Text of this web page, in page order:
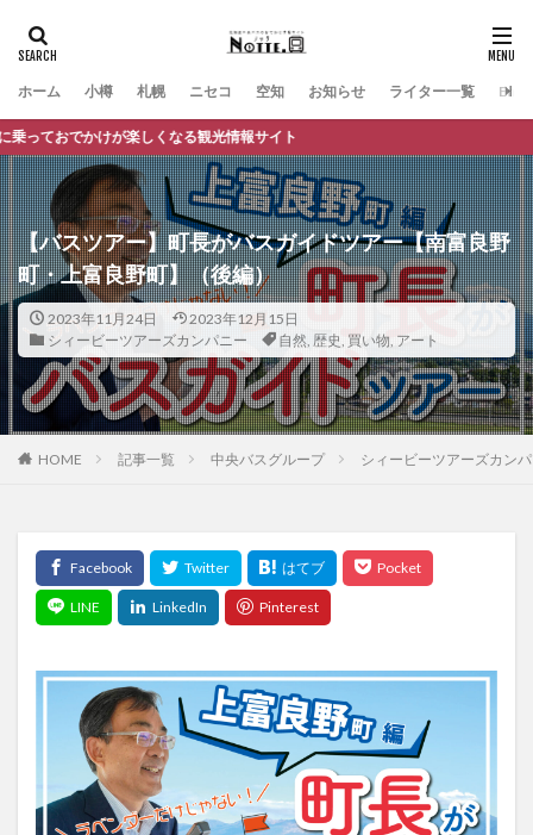
ホーム 小樽 札幌 ニセコ 空知 お知らせ ライター一覧
イト
【バスツアー】町長がバスガイドツアー【南富良野
町・上富良野町】（後編）
2023年11月24日
2023年12月15日
シィービーツアーズカンパニー
自然, 歴史, 買い物, アート
HOME 記事一覧 中央バスグループ シィービーツアーズカン